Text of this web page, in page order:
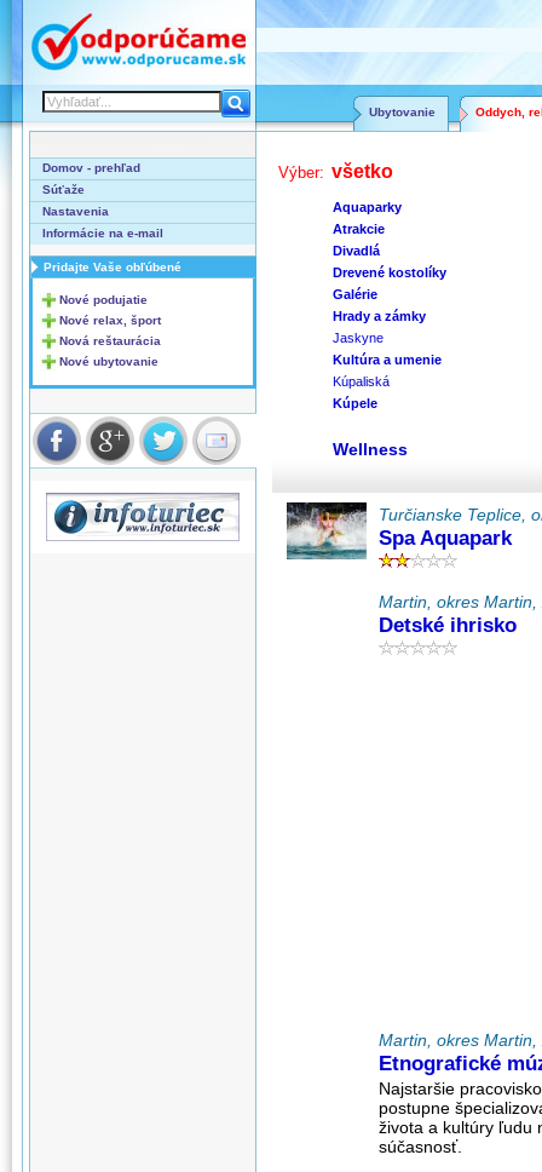
Oddych,
Ubytovanie
Domov - prehľad
Súťaže
Nastavenia
Informácie na e-mail
Pridajte Vaše obľúbené
Nové podujatie
Nové relax, šport
Nová reštaurácia
Nové ubytovanie
Výber: všetko
Aquaparky
Atrakcie
Divadlá
Drevené kostolíky
Galérie
Hrady a zámky
Jaskyne
Kultúra a umenie
Kúpaliská
Kúpele
Wellness
Turčianske Teplice,
Spa Aquapark
Martin, okres
Detské ihrisko
Martin, okres
Etnografické
Najstaršie
postupne
života a kultúry ľudu
súčasnosť.